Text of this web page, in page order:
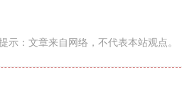
示：文章来自网络，不代表本站观点。